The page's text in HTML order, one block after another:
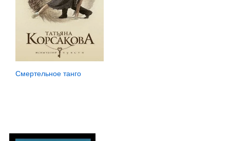
Смертельное танго